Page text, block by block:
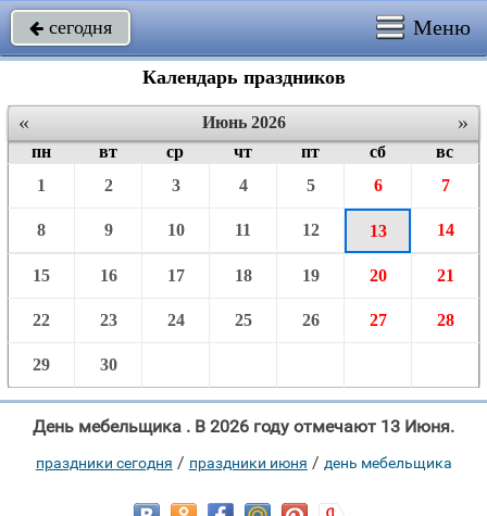
 сегодня Меню
Календарь праздников
« »
Июнь 2026
пн
вт ср чт пт сб
вс
1
2 3 4 5 6 7
8 9 10 11 12 13 14
15 16 17 18 19 20 21
22 23 24 25 26 27 28
29 30
День мебельщика . В 2026 году отмечают 13 Июня.
праздники сегодня / праздники июня / день мебельщика